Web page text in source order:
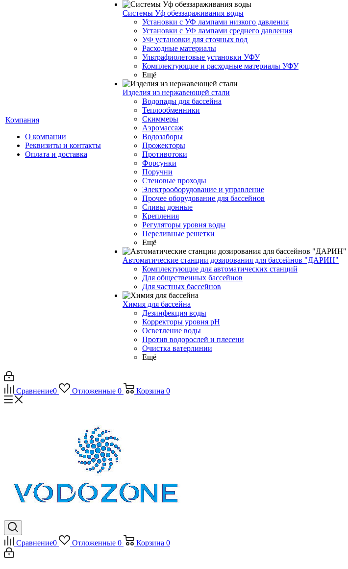
Компания
О компании
Реквизиты и контакты
Оплата и доставка
Системы Уф обеззараживания воды
Установки с УФ лампами низкого давления
Установки с УФ лампами среднего давления
УФ установки для сточных вод
Расходные материалы
Ультрафиолетовые установки УФУ
Комплектующие и расходные материалы УФУ
Ещё
Изделия из нержавеющей стали
Водопады для бассейна
Теплообменники
Скиммеры
Аэромассаж
Водозаборы
Прожекторы
Противотоки
Форсунки
Поручни
Стеновые проходы
Электрооборудование и управление
Прочее оборудование для бассейнов
Сливы донные
Крепления
Регуляторы уровня воды
Переливные решетки
Ещё
Автоматические станции дозирования для бассейнов "ДАРИН"
Комплектующие для автоматических станций
Для общественных бассейнов
Для частных бассейнов
Химия для бассейна
Дезинфекция воды
Корректоры уровня pH
Осветление воды
Против водорослей и плесени
Очистка ватерлинии
Ещё
Сравнение0 Отложенные 0 Корзина 0
Сравнение0 Отложенные 0 Корзина 0